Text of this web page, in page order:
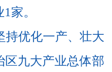
1家。
持优化一产、壮大
区九大产业总体部